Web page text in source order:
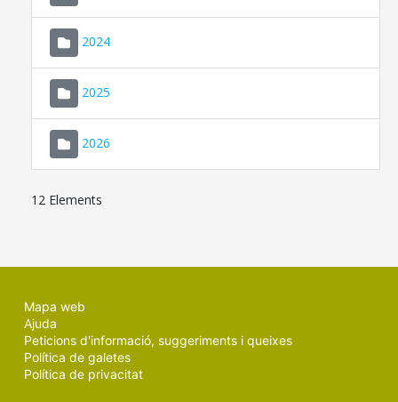
2024
2025
2026
12 Elements
Mapa web
Ajuda
Peticions d'informació, suggeriments i queixes
Política de galetes
Política de privacitat